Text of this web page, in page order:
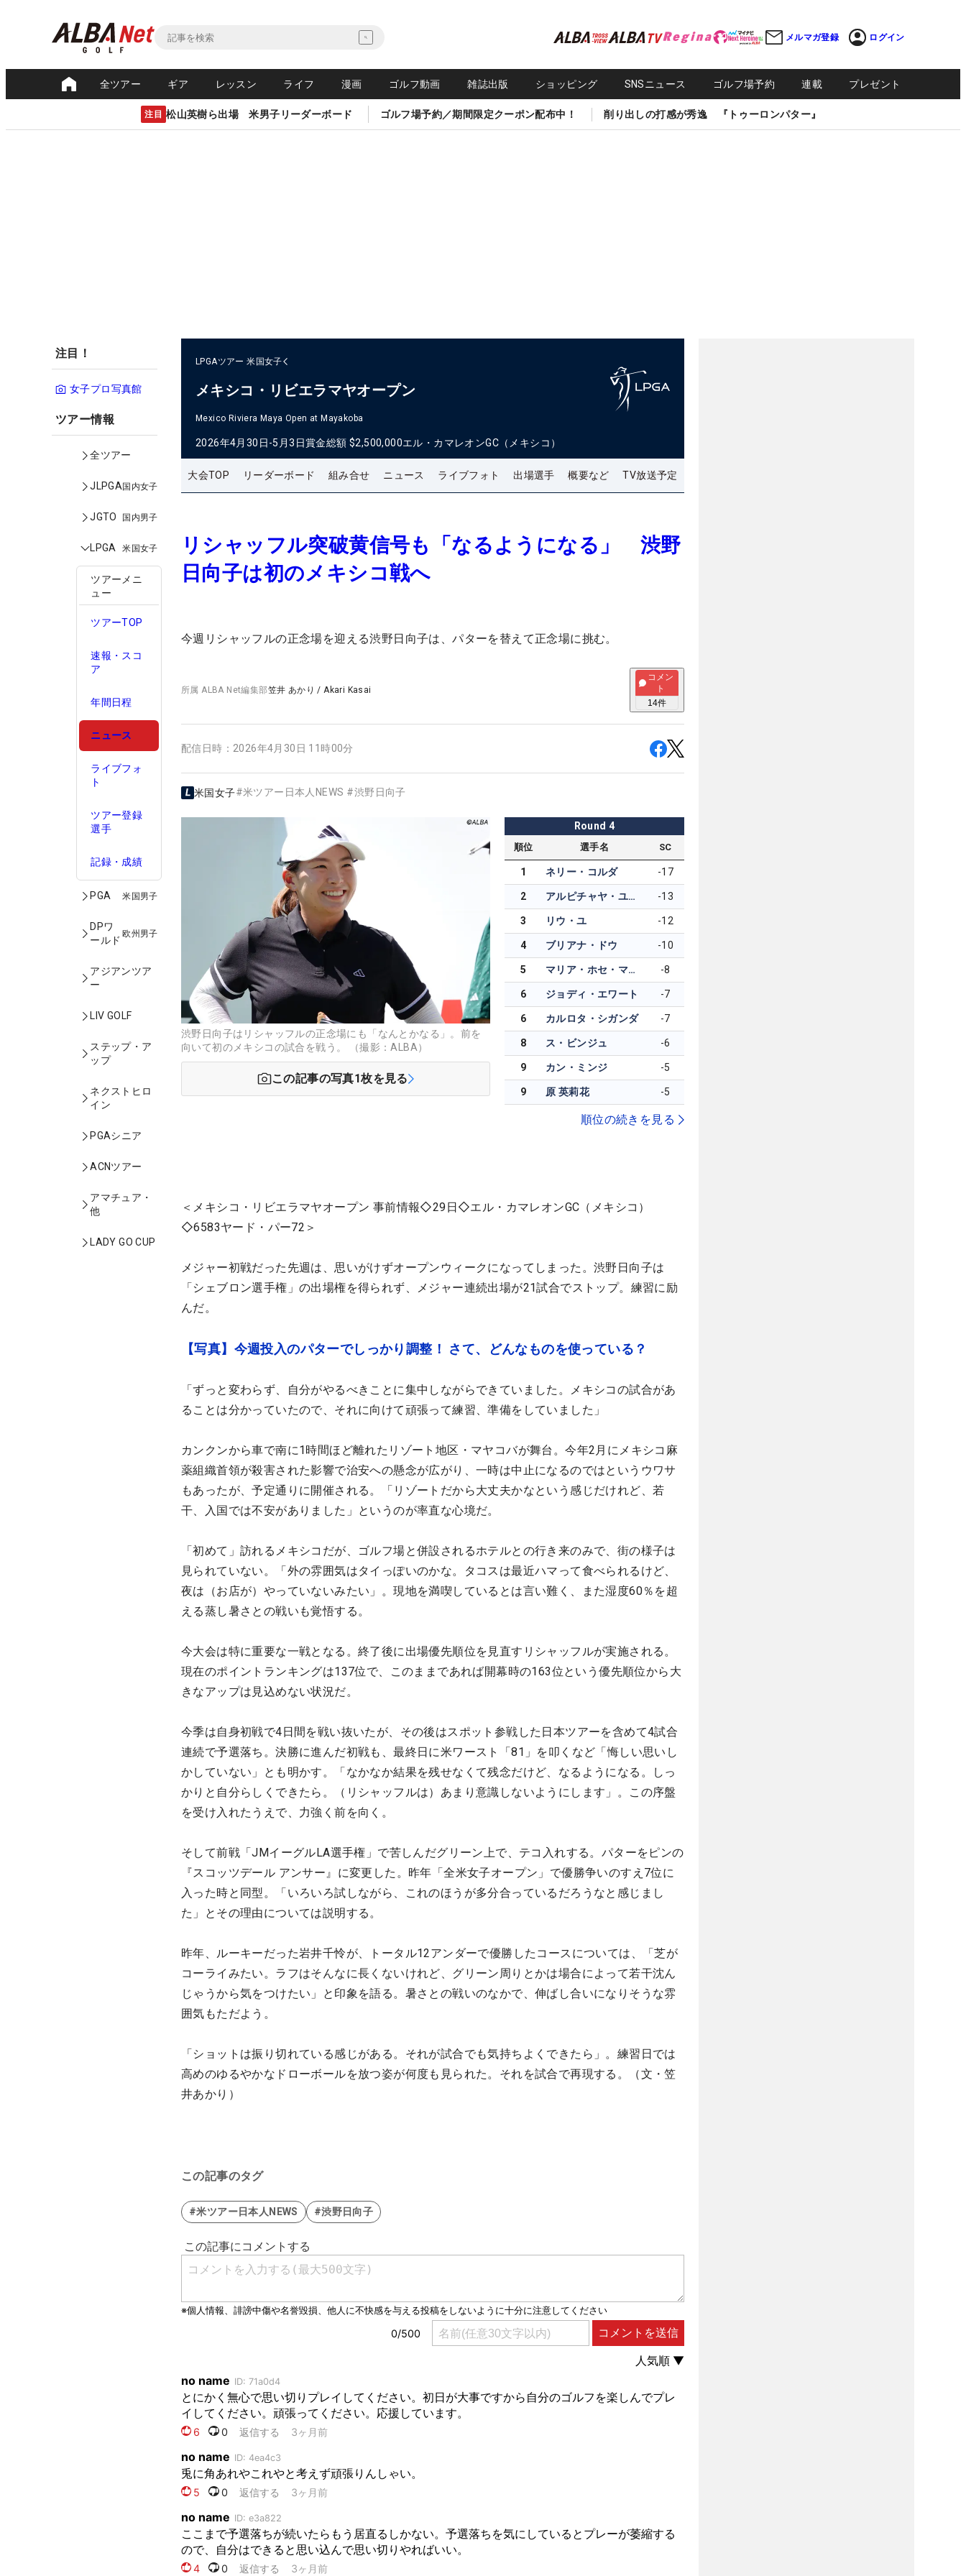
メルマガ登録 ログイン
全ツアー ギア レッスン ライフ 漫画 ゴルフ動画 雑誌出版 ショッピング SNSニュース ゴルフ場予約 連載 プレゼント
注目 松山英樹ら出場 米男子リーダーボード ゴルフ場予約／期間限定クーポン配布中！ 削り出しの打感が秀逸 『トゥーロンパター』
注目！
女子プロ写真館
ツアー情報
全ツアー
JLPGA国内女子
JGTO 国内男子
LPGA 米国女子
ツアーメニ
ュー
ツアーTOP
速報・スコ
ア
年間日程
ニュース
ライブフォ
ト
ツアー登録
選手
記録・成績
PGA 米国男子
DPワ
ールド
欧州男子
アジアンツア
ー
LIV GOLF
ステップ・ア
ップ
ネクストヒロ
イン
PGAシニア
ACNツアー
アマチュア・
他
LADY GO CUP
LPGAツアー 米国女子
メキシコ・リビエラマヤオープン
Mexico Riviera Maya Open at Mayakoba
2026年4月30日-5月3日賞金総額 $2,500,000エル・カマレオンGC（メキシコ）
大会TOP リーダーボード 組み合せ ニュース ライブフォト 出場選手 概要など TV放送予定
リシャッフル突破黄信号も「なるようになる」 渋野
日向子は初のメキシコ戦へ
今週リシャッフルの正念場を迎える渋野日向子は、パターを替えて正念場に挑む。
所属ALBA Net編集部笠井 あかり /Akari Kasai
コメン
ト
14件
配信日時： 2026年4月30日 11時00分
米国女子#米ツアー日本人NEWS #渋野日向子
渋野日向子はリシャッフルの正念場にも「なんとかなる」。前を
向いて初のメキシコの試合を戦う。 （撮影：ALBA）
この記事の写真1枚を見る
Round 4
順位 選手名 SC
1 ネリー・コルダ -17
2 アルピチャヤ・ユボル -13
3 リウ・ユ -12
4 ブリアナ・ドウ -10
5 マリア・ホセ・マリーン -8
6 ジョディ・エワート -7
6 カルロタ・シガンダ -7
8 ス・ビンジュ -6
9 カン・ミンジ -5
9 原 英莉花 -5
順位の続きを見る
＜メキシコ・リビエラマヤオープン 事前情報◇29日◇エル・カマレオンGC（メキシコ）
◇6583ヤード・パー72＞
メジャー初戦だった先週は、思いがけずオープンウィークになってしまった。渋野日向子は
「シェブロン選手権」の出場権を得られず、メジャー連続出場が21試合でストップ。練習に励
んだ。
【写真】今週投入のパターでしっかり調整！ さて、どんなものを使っている？
「ずっと変わらず、自分がやるべきことに集中しながらできていました。メキシコの試合があ
ることは分かっていたので、それに向けて頑張って練習、準備をしていました」
カンクンから車で南に1時間ほど離れたリゾート地区・マヤコバが舞台。今年2月にメキシコ麻
薬組織首領が殺害された影響で治安への懸念が広がり、一時は中止になるのではというウワサ
もあったが、予定通りに開催される。「リゾートだから大丈夫かなという感じだけれど、若
干、入国では不安がありました」というのが率直な心境だ。
「初めて」訪れるメキシコだが、ゴルフ場と併設されるホテルとの行き来のみで、街の様子は
見られていない。「外の雰囲気はタイっぽいのかな。タコスは最近ハマって食べられるけど、
夜は（お店が）やっていないみたい」。現地を満喫しているとは言い難く、また湿度60％を超
える蒸し暑さとの戦いも覚悟する。
今大会は特に重要な一戦となる。終了後に出場優先順位を見直すリシャッフルが実施される。
現在のポイントランキングは137位で、このままであれば開幕時の163位という優先順位から大
きなアップは見込めない状況だ。
今季は自身初戦で4日間を戦い抜いたが、その後はスポット参戦した日本ツアーを含めて4試合
連続で予選落ち。決勝に進んだ初戦も、最終日に米ワースト「81」を叩くなど「悔しい思いし
かしていない」とも明かす。「なかなか結果を残せなくて残念だけど、なるようになる。しっ
かりと自分らしくできたら。（リシャッフルは）あまり意識しないようにします」。この序盤
を受け入れたうえで、力強く前を向く。
そして前戦「JMイーグルLA選手権」で苦しんだグリーン上で、テコ入れする。パターをピンの
『スコッツデール アンサー』に変更した。昨年「全米女子オープン」で優勝争いのすえ7位に
入った時と同型。「いろいろ試しながら、これのほうが多分合っているだろうなと感じまし
た」とその理由については説明する。
昨年、ルーキーだった岩井千怜が、トータル12アンダーで優勝したコースについては、「芝が
コーライみたい。ラフはそんなに長くないけれど、グリーン周りとかは場合によって若干沈ん
じゃうから気をつけたい」と印象を語る。暑さとの戦いのなかで、伸ばし合いになりそうな雰
囲気もただよう。
「ショットは振り切れている感じがある。それが試合でも気持ちよくできたら」。練習日では
高めのゆるやかなドローボールを放つ姿が何度も見られた。それを試合で再現する。（文・笠
井あかり）
この記事のタグ
#米ツアー日本人NEWS #渋野日向子